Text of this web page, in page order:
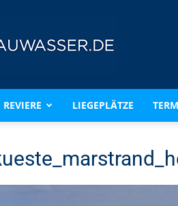
BLAUWASSER.DE
REVIERE LIEGEPLÄTZE